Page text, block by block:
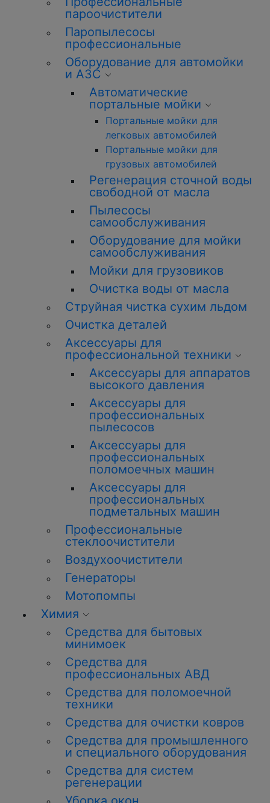
пароочистители
Паропылесосы
профессиональные
Оборудование для автомойки
и АЗС
Автоматические
портальные мойки
Портальные мойки для
легковых автомобилей
Портальные мойки для
грузовых автомобилей
Регенерация сточной воды
свободной от масла
Пылесосы
самообслуживания
Оборудование для мойки
самообслуживания
Мойки для грузовиков
Очистка воды от масла
Струйная чистка сухим льдом
Очистка деталей
Аксессуары для
профессиональной техники
Аксессуары для аппаратов
высокого давления
Аксессуары для
профессиональных
пылесосов
Аксессуары для
профессиональных
поломоечных машин
Аксессуары для
профессиональных
подметальных машин
Профессиональные
стеклоочистители
Воздухоочистители
Генераторы
Мотопомпы
Химия
Средства для бытовых
минимоек
Средства для
профессиональных АВД
Средства для поломоечной
техники
Средства для очистки ковров
Средства для промышленного
и специального оборудования
Средства для систем
регенерации